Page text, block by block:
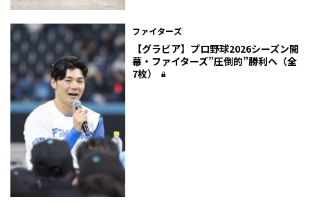
ファイターズ
【グラビア】プロ野球2026シーズン開
幕・ファイターズ”圧倒的”勝利へ（全
7枚）